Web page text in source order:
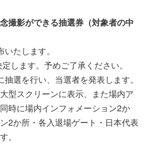
撮影ができる抽選券（対象者の中
たします。
します。予めご了承ください。
選を行い、当選者を発表します。
型スクリーンに表示、また場内ア
時に場内インフォメーション2か
2か所・各入退場ゲート・日本代表
。